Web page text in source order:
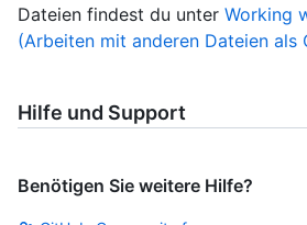
Dateien findest du unter Working
(Arbeiten mit anderen Dateien als
Hilfe und Support
Benötigen Sie weitere Hilfe?